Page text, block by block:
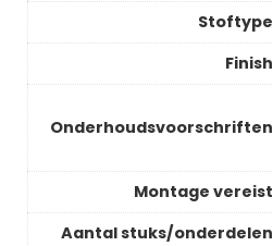
Stoftype
Finish
Onderhoudsvoorschriften
Montage vereist
Aantal stuks/onderdelen